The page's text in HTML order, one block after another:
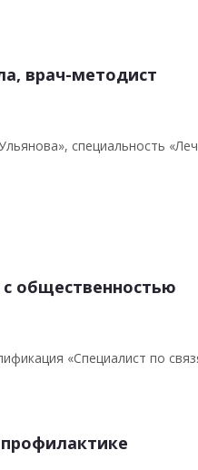
врач-методист
специальность
общественностью
«Специалист по